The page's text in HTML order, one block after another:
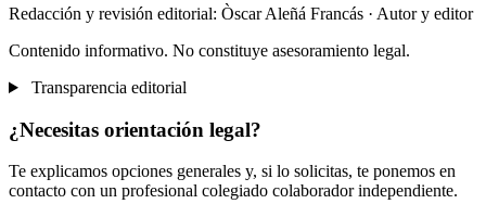
Redacción y revisión editorial: Òscar Aleñá Francás · Autor y editor
Contenido informativo. No constituye asesoramiento legal.
Transparencia editorial
¿Necesitas orientación legal?
Te explicamos opciones generales y, si lo solicitas, te ponemos en
contacto con un profesional colegiado colaborador independiente.